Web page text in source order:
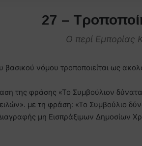
27 –
O περί
βασικού νόμου τροποποιείται ως
της φράσης «Το Συμβούλιον
με τη φράση: «Το Συμβούλιο
μη Εισπράξιμων Δημοσίων